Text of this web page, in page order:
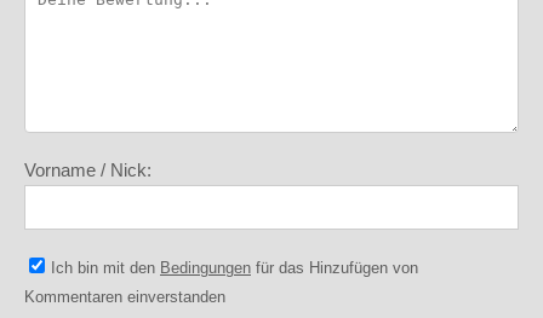
Vorname / Nick:
Ich bin mit den Bedingungen für das Hinzufügen von
Kommentaren einverstanden